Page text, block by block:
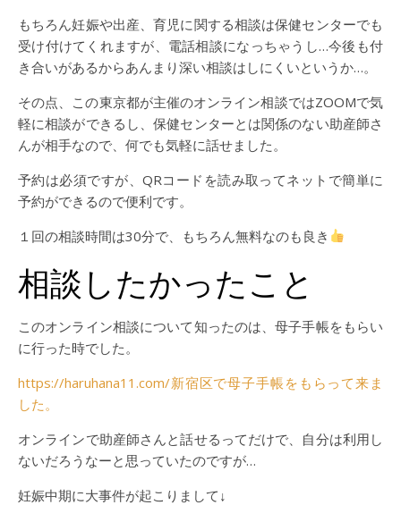
もちろん妊娠や出産、育児に関する相談は保健センターでも
受け付けてくれますが、電話相談になっちゃうし…今後も付
き合いがあるからあんまり深い相談はしにくいというか…。
その点、この東京都が主催のオンライン相談ではZOOMで気
軽に相談ができるし、保健センターとは関係のない助産師さ
んが相手なので、何でも気軽に話せました。
予約は必須ですが、QRコードを読み取ってネットで簡単に
予約ができるので便利です。
１回の相談時間は30分で、もちろん無料なのも良き
相談したかったこと
このオンライン相談について知ったのは、母子手帳をもらい
に行った時でした。
https://haruhana11.com/新宿区で母子手帳をもらって来ま
した。
オンラインで助産師さんと話せるってだけで、自分は利用し
ないだろうなーと思っていたのですが…
妊娠中期に大事件が起こりまして↓